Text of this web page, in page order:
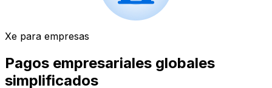
Xe para empresas
Pagos empresariales globales
simplificados